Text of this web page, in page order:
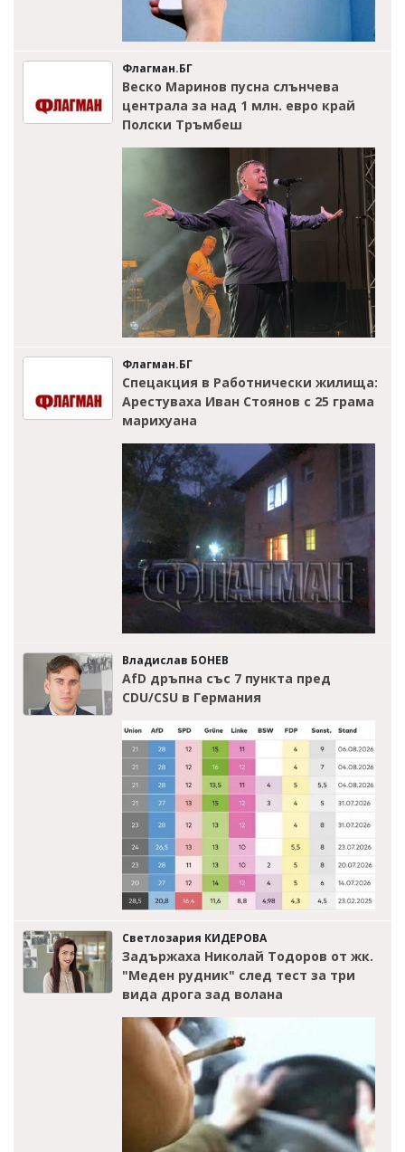
Флагман.БГ
Веско Маринов пусна слънчева
централа за над 1 млн. евро край
Полски Тръмбеш
Флагман.БГ
Спецакция в Работнически жилища:
Арестуваха Иван Стоянов с 25 грама
марихуана
Владислав БОНЕВ
AfD дръпна със 7 пункта пред
CDU/CSU в Германия
Светлозария КИДЕРОВА
Задържаха Николай Тодоров от жк.
"Меден рудник" след тест за три
вида дрога зад волана